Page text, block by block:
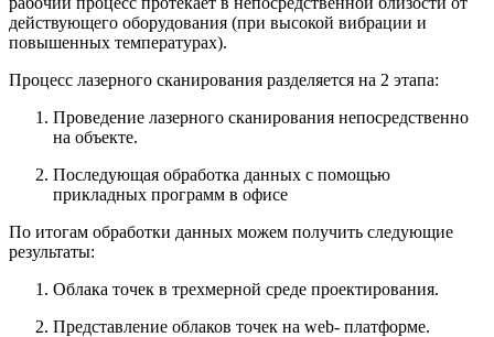
действующего оборудования (при высокой вибрации и
повышенных температурах).
Процесс лазерного сканирования разделяется на 2 этапа:
Проведение лазерного сканирования непосредственно
на объекте.
Последующая обработка данных с помощью
прикладных программ в офисе
По итогам обработки данных можем получить следующие
результаты:
Облака точек в трехмерной среде проектирования.
Представление облаков точек на web- платформе.